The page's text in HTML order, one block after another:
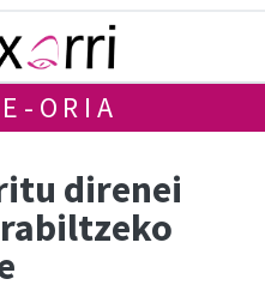
ORIA
direnei